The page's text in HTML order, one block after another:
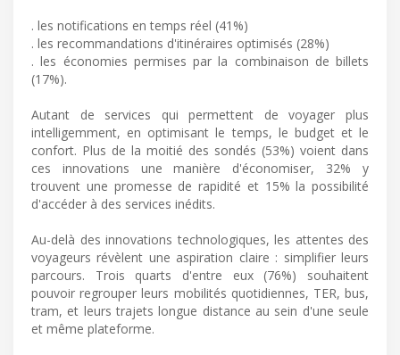
. les notifications en temps réel (41%)
. les recommandations d'itinéraires optimisés (28%)
. les économies permises par la combinaison de billets
(17%).
Autant de services qui permettent de voyager plus
intelligemment, en optimisant le temps, le budget et le
confort. Plus de la moitié des sondés (53%) voient dans
ces innovations une manière d'économiser, 32% y
trouvent une promesse de rapidité et 15% la possibilité
d'accéder à des services inédits.
Au-delà des innovations technologiques, les attentes des
voyageurs révèlent une aspiration claire : simplifier leurs
parcours. Trois quarts d'entre eux (76%) souhaitent
pouvoir regrouper leurs mobilités quotidiennes, TER, bus,
tram, et leurs trajets longue distance au sein d'une seule
et même plateforme.